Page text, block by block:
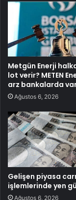
Metgün Enerji
lot verir? METEN
arz bankalarda
Ağustos 6, 2026
Gelişen piyasa
işlemlerinde yen
Ağustos 6, 2026